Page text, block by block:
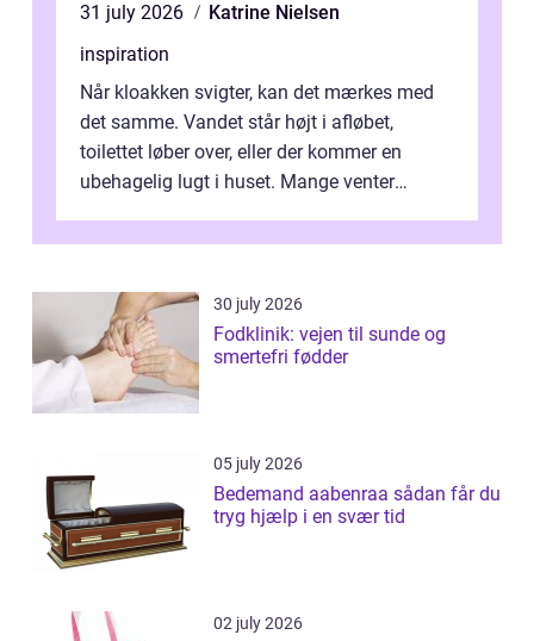
31 july 2026
Katrine Nielsen
inspiration
Når kloakken svigter, kan det mærkes med
det samme. Vandet står højt i afløbet,
toilettet løber over, eller der kommer en
ubehagelig lugt i huset. Mange venter
30 july 2026
Fodklinik: vejen til sunde og
smertefri fødder
05 july 2026
Bedemand aabenraa sådan får du
tryg hjælp i en svær tid
02 july 2026